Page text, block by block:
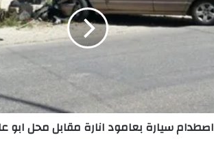
اصطدام سيارة بعامود انارة مقابل محل ابو